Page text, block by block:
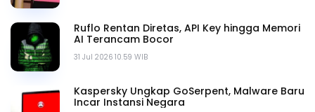
31 Jul 2026 10.59 WIB
Ruflo Rentan Diretas, API Key hingga Memori
AI Terancam Bocor
Kaspersky Ungkap GoSerpent, Malware Baru
Incar Instansi Negara